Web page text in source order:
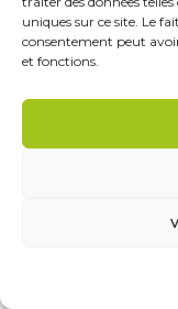
uniques sur ce site. Le
consentement peut
et fonctions.
droit de
consentement
des
droit à
droit à la
données